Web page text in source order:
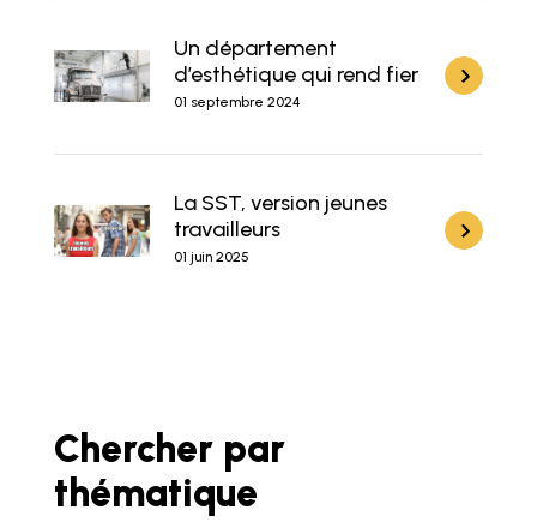
Un département
d’esthétique qui rend fier
01 septembre 2024
La SST, version jeunes
travailleurs
01 juin 2025
Chercher par
thématique